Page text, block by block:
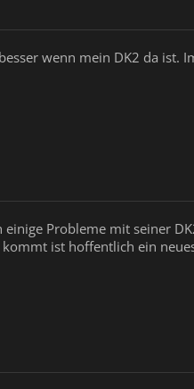
wenn mein DK2 da ist.
Probleme mit seiner
ist hoffentlich ein